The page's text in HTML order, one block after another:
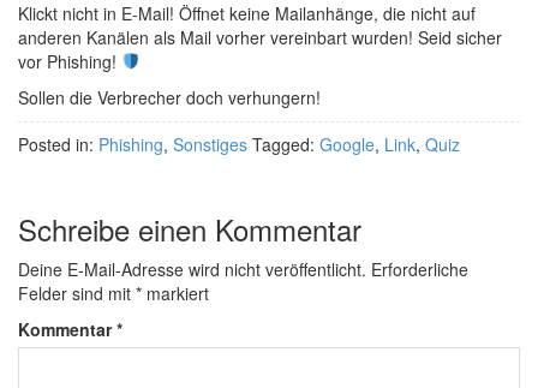
Klickt nicht in E-Mail! Öffnet keine Mailanhänge, die nicht auf
anderen Kanälen als Mail vorher vereinbart wurden! Seid sicher
vor Phishing!
Sollen die Verbrecher doch verhungern!
Posted in: Phishing, Sonstiges Tagged: Google, Link, Quiz
Schreibe einen Kommentar
Deine E-Mail-Adresse wird nicht veröffentlicht. Erforderliche
Felder sind mit * markiert
Kommentar*